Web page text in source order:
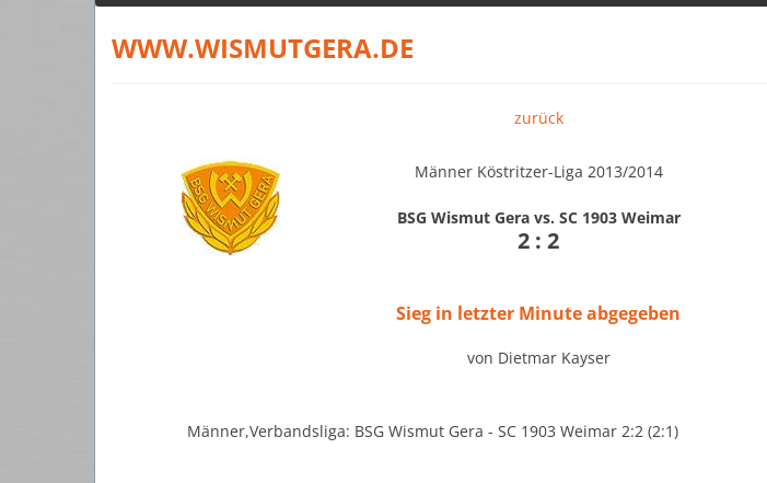
WWW.WISMUTGERA.DE
zurück
Männer Köstritzer-Liga 2013/2014
BSG Wismut Gera vs. SC 1903 Weimar
2 : 2
Sieg in letzter Minute abgegeben
von Dietmar Kayser
Männer,Verbandsliga: BSG Wismut Gera - SC 1903 Weimar 2:2 (2:1)